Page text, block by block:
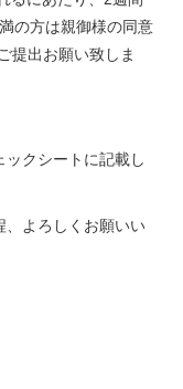
の方は親御様の同意
提出お願い致しま
クシートに記載し
、よろしくお願いい